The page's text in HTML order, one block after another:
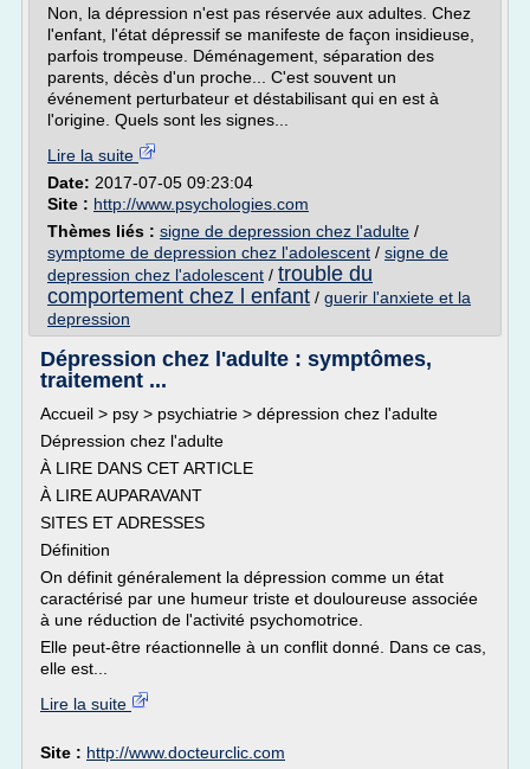
Non, la dépression n'est pas réservée aux adultes. Chez
l'enfant, l'état dépressif se manifeste de façon insidieuse,
parfois trompeuse. Déménagement, séparation des
parents, décès d'un proche... C'est souvent un
événement perturbateur et déstabilisant qui en est à
l'origine. Quels sont les signes...
Lire la suite
Date: 2017-07-05 09:23:04
Site : http://www.psychologies.com
Thèmes liés : signe de depression chez l'adulte /
symptome de depression chez l'adolescent / signe de
depression chez l'adolescent / trouble du
comportement chez l enfant / guerir l'anxiete et la
depression
Dépression chez l'adulte : symptômes,
traitement ...
Accueil > psy > psychiatrie > dépression chez l'adulte
Dépression chez l'adulte
À LIRE DANS CET ARTICLE
À LIRE AUPARAVANT
SITES ET ADRESSES
Définition
On définit généralement la dépression comme un état
caractérisé par une humeur triste et douloureuse associée
à une réduction de l'activité psychomotrice.
Elle peut-être réactionnelle à un conflit donné. Dans ce cas,
elle est...
Lire la suite
Site : http://www.docteurclic.com